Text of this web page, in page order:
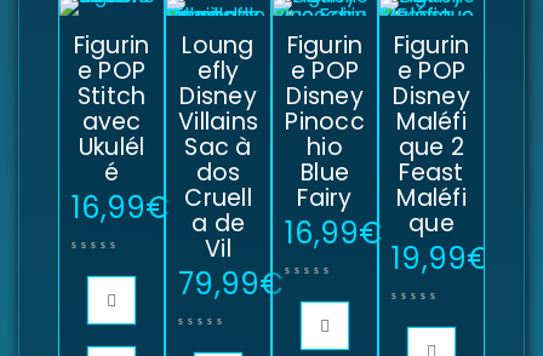
Figurin
e POP
Stitch
avec
Ukulél
é
16,99€
Loung
efly
Disney
Villains
Sac à
dos
Cruell
a de
Vil
79,99€
Figurin
e POP
Disney
Pinocc
hio
Blue
Fairy
16,99€
Figurin
e POP
Disney
Maléfi
que 2
Feast
Maléfi
que
19,99€